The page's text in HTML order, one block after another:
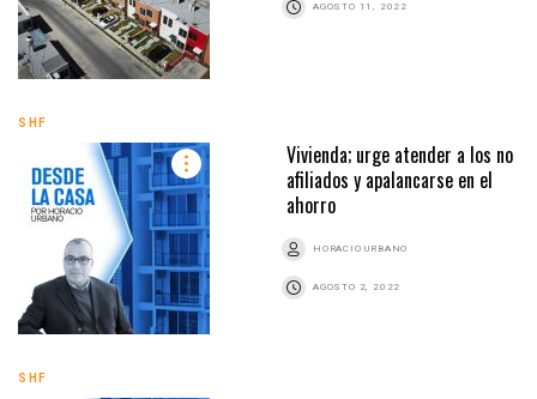
AGOSTO 11, 2022
SHF
Vivienda; urge atender a los no
afiliados y apalancarse en el
ahorro
HORACIO URBANO
AGOSTO 2, 2022
SHF